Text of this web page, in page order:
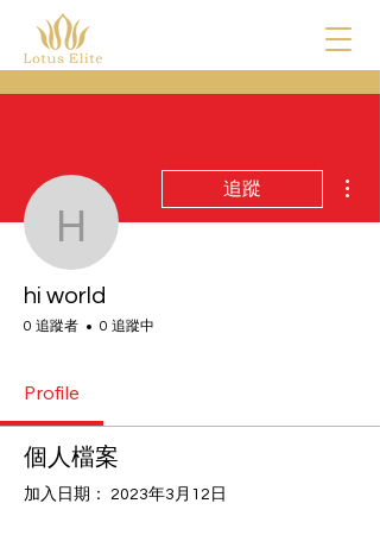
hi world
追蹤
hi world
0 追蹤者 0 追蹤中
Profile
個人檔案
加入日期： 2023年3月12日